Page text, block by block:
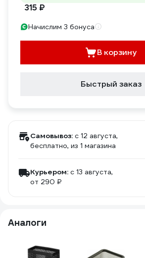
315 ₽
Начислим 3 бонуса
В корзину
Быстрый заказ
Самовывоз: c 12 августа,
бесплатно, из 1 магазина
Курьером: c 13 августа,
от 290 ₽
Аналоги